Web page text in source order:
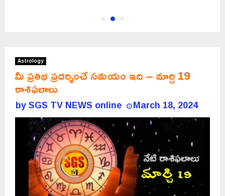
Astrology
మీ ప్రతిభ ప్రదర్శించే సమయం ఇది – మార్చి 19
రాశిఫలాలు
bySGS TV NEWS online March 18, 2024